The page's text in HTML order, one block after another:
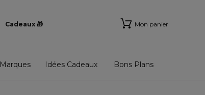
Cadeaux 🎁 Mon panier
Marques Idées Cadeaux Bons Plans